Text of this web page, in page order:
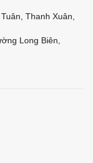
Thanh Xuân,
Long Biên,